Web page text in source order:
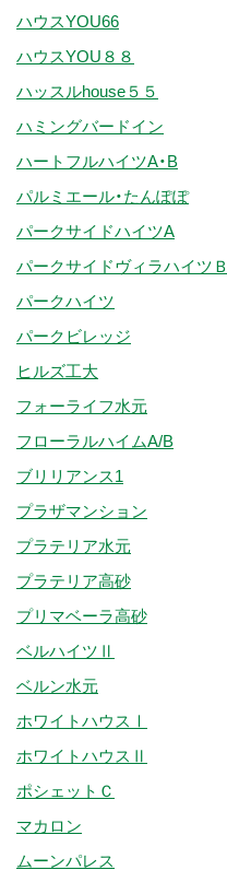
ハウスYOU66
ハウスYOU８８
ハッスルhouse５５
ハミングバードイン
ハートフルハイツA・B
パルミエール・たんぽぽ
パークサイドハイツA
パークサイドヴィラハイツＢ
パークハイツ
パークビレッジ
ヒルズ工大
フォーライフ水元
フローラルハイムA/B
ブリリアンス1
プラザマンション
プラテリア水元
プラテリア高砂
プリマベーラ高砂
ベルハイツⅡ
ベルン水元
ホワイトハウスⅠ
ホワイトハウスⅡ
ポシェットＣ
マカロン
ムーンパレス